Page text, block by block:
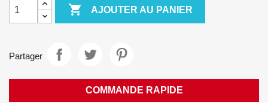
 AJOUTER AU PANIER
Partager
COMMANDE RAPIDE